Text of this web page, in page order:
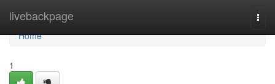
livebackpage
Home
Home
1